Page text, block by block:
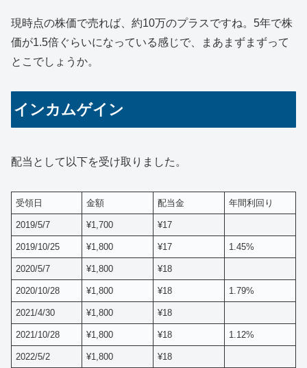
現時点の株価で売れば、約10万のプラスですね。5年で株
価が1.5倍ぐらいになっている感じで、まあまずまずって
とこでしょうか。
インカムゲイン
配当として以下を受け取りました。
受領日 金額 配当金 年間利回り
2019/5/7 ¥1,700 ¥17
2019/10/25 ¥1,800 ¥17 1.45%
2020/5/7 ¥1,800 ¥18
2020/10/28 ¥1,800 ¥18 1.79%
2021/4/30 ¥1,800 ¥18
2021/10/28 ¥1,800 ¥18 1.12%
2022/5/2 ¥1,800 ¥18